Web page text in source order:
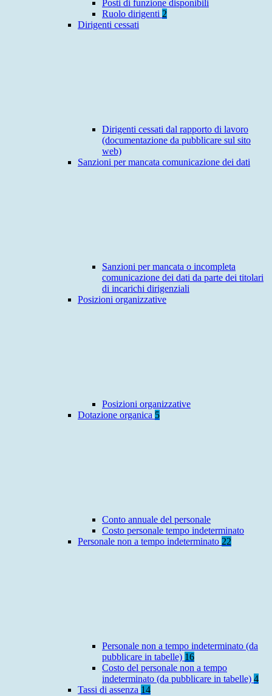
Posti di funzione disponibili
Ruolo dirigenti 2
Dirigenti cessati
Dirigenti cessati dal rapporto di lavoro
(documentazione da pubblicare sul sito
web)
Sanzioni per mancata comunicazione dei dati
Sanzioni per mancata o incompleta
comunicazione dei dati da parte dei titolari
di incarichi dirigenziali
Posizioni organizzative
Posizioni organizzative
Dotazione organica 5
Conto annuale del personale
Costo personale tempo indeterminato
Personale non a tempo indeterminato 22
Personale non a tempo indeterminato (da
pubblicare in tabelle) 16
Costo del personale non a tempo
indeterminato (da pubblicare in tabelle) 4
Tassi di assenza 14